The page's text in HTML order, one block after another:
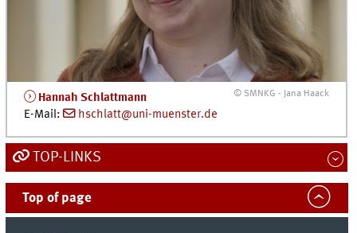
© SMNKG - Jana Haack
Hannah Schlattmann
E-Mail: hschlatt@uni-muenster.de
TOP-LINKS
Top of page